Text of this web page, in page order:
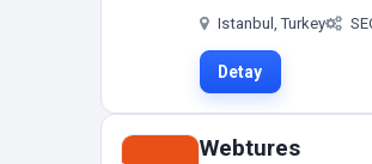
Istanbul, Turkey
Detay
Webtures